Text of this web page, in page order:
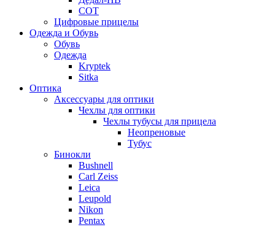
СОТ
Цифровые прицелы
Одежда и Обувь
Обувь
Одежда
Kryptek
Sitka
Оптика
Аксессуары для оптики
Чехлы для оптики
Чехлы тубусы для прицела
Неопреновые
Тубус
Бинокли
Bushnell
Carl Zeiss
Leica
Leupold
Nikon
Pentax